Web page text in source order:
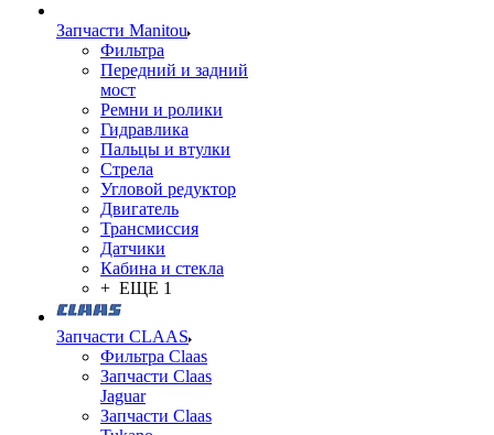
Запчасти Manitou
Фильтра
Передний и задний
мост
Ремни и ролики
Гидравлика
Пальцы и втулки
Стрела
Угловой редуктор
Двигатель
Трансмиссия
Датчики
Кабина и стекла
+ ЕЩЕ 1
Запчасти CLAAS
Фильтра Claas
Запчасти Claas
Jaguar
Запчасти Claas